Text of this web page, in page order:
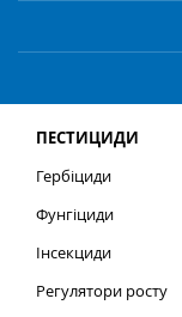
ПЕСТИЦИДИ
Гербіциди
Фунгіциди
Інсекциди
Регулятори росту